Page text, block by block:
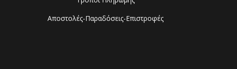
Αποστολές-Παραδόσεις-Επιστροφές